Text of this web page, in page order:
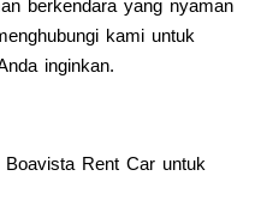
berkendara yang nyaman
kami untuk
inginkan.
Rent Car untuk